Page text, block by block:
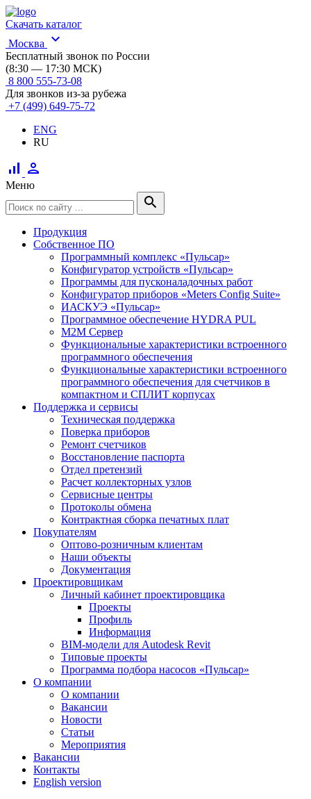
Скачать каталог
Москва
expand_more
Бесплатный звонок по России
(8:30 — 17:30 МСК)
8 800 555-73-08
Для звонков из-за рубежа
+7 (499) 649-75-72
ENG
RU
signal_cellular_alt person
Меню
search
Продукция
Собственное ПО
Программный комплекс «Пульсар»
Конфигуратор устройств «Пульсар»
Программы для пусконаладочных работ
Конфигуратор приборов «Meters Config Suite»
ИАСКУЭ «Пульсар»
Программное обеспечение HYDRA PUL
M2M Сервер
Функциональные характеристики встроенного
программного обеспечения
Функциональные характеристики встроенного
программного обеспечения для счетчиков в
компактном и СПЛИТ корпусах
Поддержка и сервисы
Техническая поддержка
Поверка приборов
Ремонт счетчиков
Восстановление паспорта
Отдел претензий
Расчет коллекторных узлов
Сервисные центры
Протоколы обмена
Контрактная сборка печатных плат
Покупателям
Оптово-розничным клиентам
Наши объекты
Документация
Проектировщикам
Личный кабинет проектировщика
Проекты
Профиль
Информация
BIM-модели для Autodesk Revit
Типовые проекты
Программа подбора насосов «Пульсар»
О компании
О компании
Вакансии
Новости
Статьи
Мероприятия
Вакансии
Контакты
English version